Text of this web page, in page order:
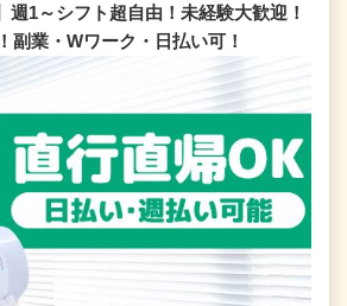
週1～シフト超自由！未経験大歓迎！
副業・Wワーク・日払い可！